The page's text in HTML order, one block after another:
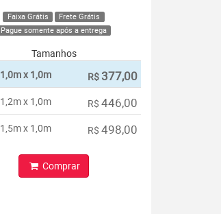
Faixa Grátis
Frete Grátis
Pague somente após a entrega
Tamanhos
1,0m x 1,0m
R$ 377,00
1,2m x 1,0m R$ 446,00
1,5m x 1,0m R$ 498,00
Comprar